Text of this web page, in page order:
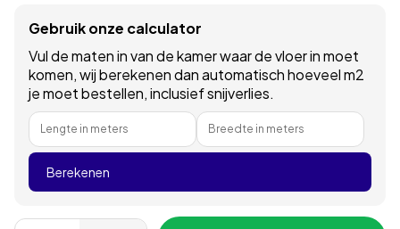
Gebruik onze calculator
Vul de maten in van de kamer waar de vloer in moet
komen, wij berekenen dan automatisch hoeveel m2
je moet bestellen, inclusief snijverlies.
Lengte in meters Breedte in meters
Berekenen